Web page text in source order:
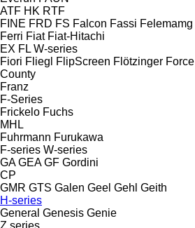
ATF HK RTF
FINE FRD FS Falcon Fassi Felemamg
Ferri Fiat Fiat-Hitachi
EX FL W-series
Fiori Fliegl FlipScreen Flötzinger Force
County
Franz
F-Series
Frickelo Fuchs
MHL
Fuhrmann Furukawa
F-series W-series
GA GEA GF Gordini
CP
GMR GTS Galen Geel Gehl Geith
H-series
General Genesis Genie
Z series